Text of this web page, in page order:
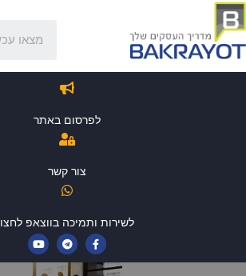
לפרסום באתר
צור קשר
לשירות ותמיכה בווצאפ לחצו